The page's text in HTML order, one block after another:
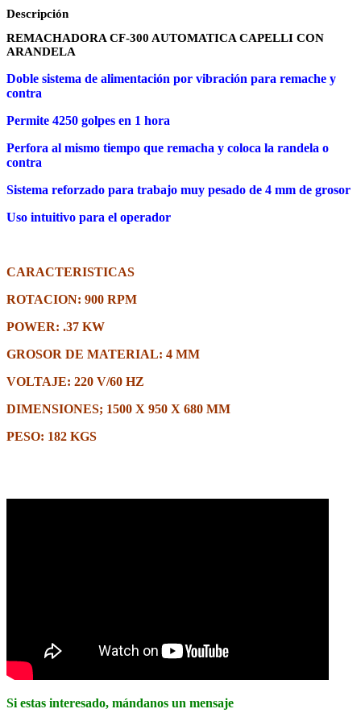
Descripción
REMACHADORA CF-300 AUTOMATICA CAPELLI CON
ARANDELA
Doble sistema de alimentación por vibración para remache y
contra
Permite 4250 golpes en 1 hora
Perfora al mismo tiempo que remacha y coloca la randela o
contra
Sistema reforzado para trabajo muy pesado de 4 mm de grosor
Uso intuitivo para el operador
CARACTERISTICAS
ROTACION: 900 RPM
POWER: .37 KW
GROSOR DE MATERIAL: 4 MM
VOLTAJE: 220 V/60 HZ
DIMENSIONES; 1500 X 950 X 680 MM
PESO: 182 KGS
Si estas interesado, mándanos un mensaje